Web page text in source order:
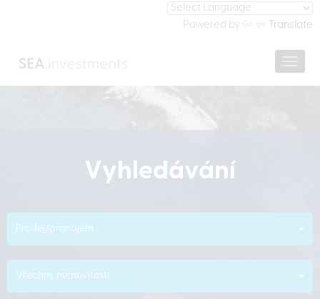
Powered by Translate
Vyhledávání
Prodej/pronájem
Všechny nemovitosti